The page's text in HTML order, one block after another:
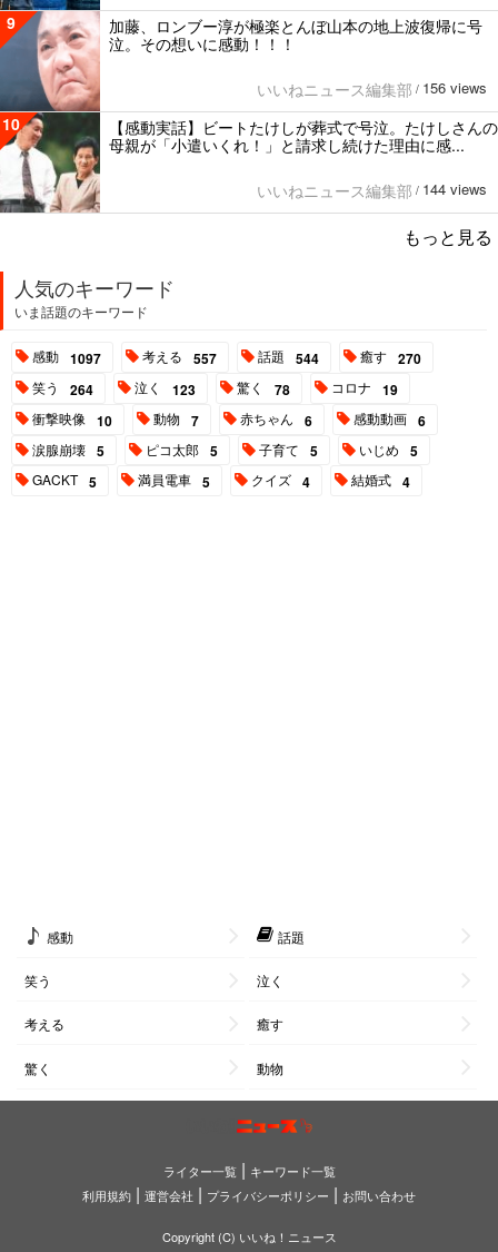
9
加藤、ロンブー淳が極楽とんぼ山本の地上波復帰に号
泣。その想いに感動！！！
いいねニュース編集部 / 156 views
10
【感動実話】ビートたけしが葬式で号泣。たけしさんの
母親が「小遣いくれ！」と請求し続けた理由に感...
いいねニュース編集部 / 144 views
もっと見る
人気のキーワード
いま話題のキーワード
感動 1097 考える 557 話題 544 癒す 270
笑う 264 泣く 123 驚く 78 コロナ 19
衝撃映像 10 動物 7 赤ちゃん 6 感動動画 6
涙腺崩壊 5 ピコ太郎 5 子育て 5 いじめ 5
GACKT 5 満員電車 5 クイズ 4 結婚式 4
感動 話題
笑う 泣く
考える 癒す
驚く 動物
ライター一覧| キーワード一覧
利用規約 | 運営会社 | プライバシーポリシー | お問い合わせ
Copyright (C) いいね！ニュース